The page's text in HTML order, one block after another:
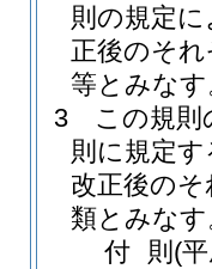
則の規定
正後のそ
等とみなす
3
この規
則に規定
改正後の
類とみなす
付 則 (